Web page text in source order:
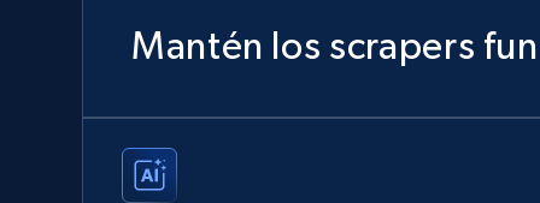
Mantén los scrapers